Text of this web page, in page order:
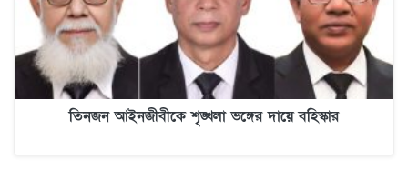
তিনজন আইনজীবীকে শৃঙ্খলা ভঙ্গের দায়ে বহিস্কার